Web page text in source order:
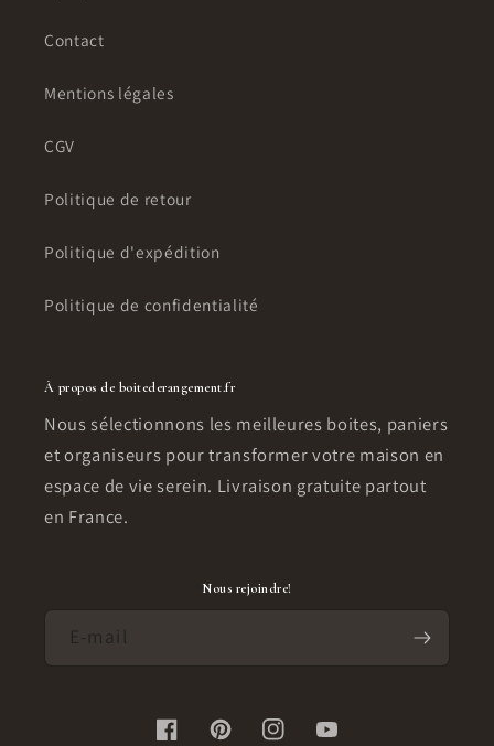
Contact
Mentions légales
CGV
Politique de retour
Politique d'expédition
Politique de confidentialité
À propos de boitederangement.fr
Nous sélectionnons les meilleures boites, paniers
et organiseurs pour transformer votre maison en
espace de vie serein. Livraison gratuite partout
en France.
Nous rejoindre!
E-mail